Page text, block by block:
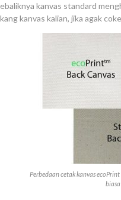
kanvas standard
kanvas kalian, jika agak
Perbedaan cetak kanvas
biasa